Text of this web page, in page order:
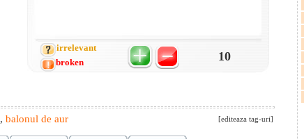
irrelevant
10
broken
, balonul de aur [editeaza tag-uri]